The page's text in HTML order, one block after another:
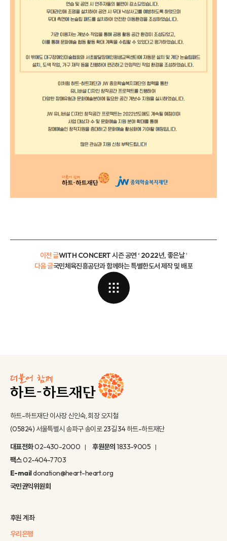
이전 글WITH CONCERT 시즌 공연 ‘ 2022년, 좋은날 ’
국민체육진흥공단과 함께하는 특별한도서 제작 및 배포
다음 글
하트-하트재단 이사장 신인숙, 회장 오지철
(05824) 서울특별시 송파구 송이로 23길 34 하트-하트재단
대표전화02-430-2000 후원문의1833-9005
팩스02-404-7703
E-maildonation@heart-heart.org
국민권익위원회
후원 계좌
우리은행